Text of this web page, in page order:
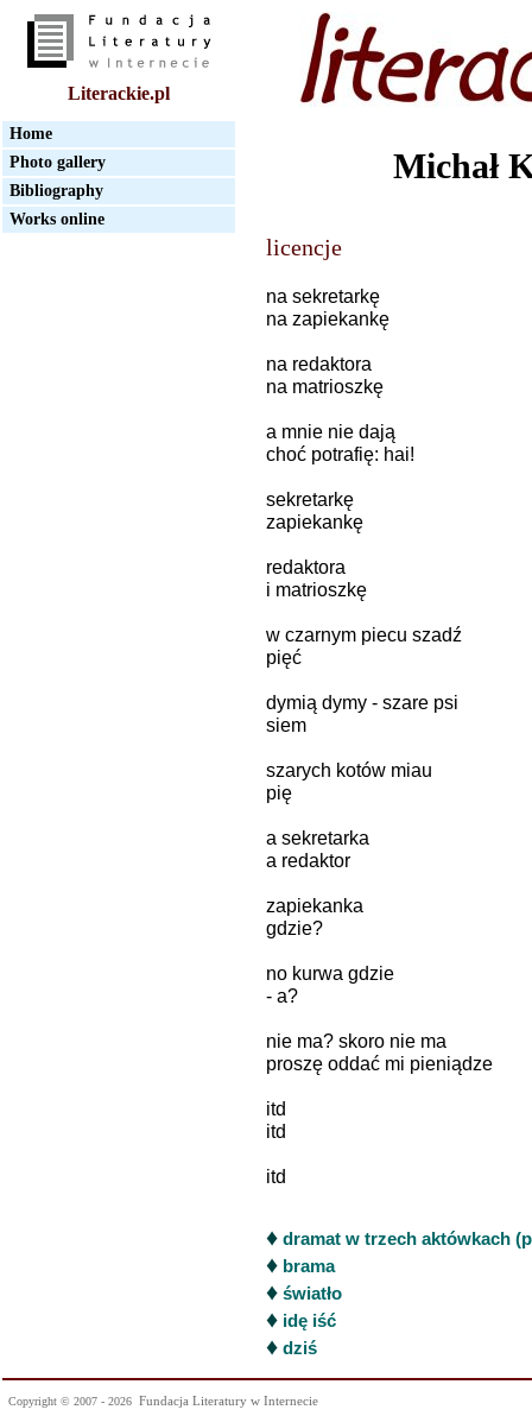
Literackie.pl
Home
Photo gallery
Bibliography
Works online
Michał
licencje
na sekretarkę
na zapiekankę
na redaktora
na matrioszkę
a mnie nie dają
choć potrafię: hai!
sekretarkę
zapiekankę
redaktora
i matrioszkę
w czarnym piecu szadź
pięć
dymią dymy - szare psi
siem
szarych kotów miau
pię
a sekretarka
a redaktor
zapiekanka
gdzie?
no kurwa gdzie
- a?
nie ma? skoro nie ma
proszę oddać mi pieniądze
itd
itd
itd
♦ dramat w trzech aktówkach
♦ brama
♦ światło
♦ idę iść
♦ dziś
Copyright © 2007 - 2026 Fundacja Literatury w Internecie